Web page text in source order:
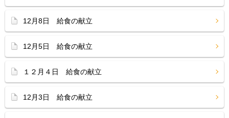
12月8日 給食の献立
12月5日 給食の献立
１２月４日 給食の献立
12月3日 給食の献立